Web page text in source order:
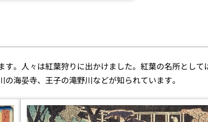
。人々は紅葉狩りに出かけました。紅葉の名所として
海晏寺、王子の滝野川などが知られています。